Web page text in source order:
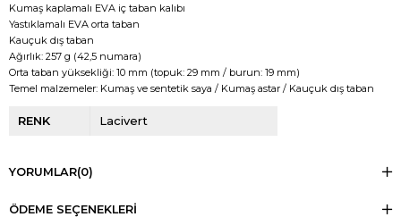
Kumaş kaplamalı EVA iç taban kalıbı
Yastıklamalı EVA orta taban
Kauçuk dış taban
Ağırlık: 257 g (42,5 numara)
Orta taban yüksekliği: 10 mm (topuk: 29 mm / burun: 19 mm)
Temel malzemeler: Kumaş ve sentetik saya / Kumaş astar / Kauçuk dış taban
RENK Lacivert
YORUMLAR(0)
ÖDEME SEÇENEKLERI